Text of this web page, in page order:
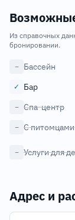
Из справочных
бронировании.
− Бассейн
✓ Бар
− Спа-центр
− С питомцами
− Услуги для
Адрес и